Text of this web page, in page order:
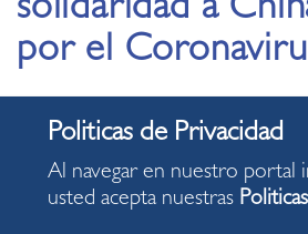
solidaridad a
por el
26.02.2020
Al navegar en nuestro portal
usted acepta nuestras